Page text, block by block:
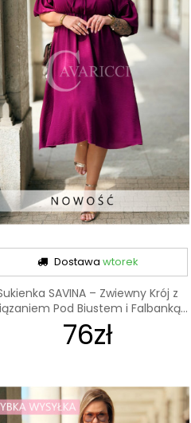
Dostawa wtorek
SAVINA – Zwiewny Krój z
Pod Biustem i Falbanką...
76zł